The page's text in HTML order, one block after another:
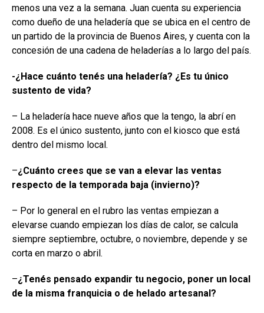
menos una vez a la semana. Juan cuenta su experiencia
como dueño de una heladería que se ubica en el centro de
un partido de la provincia de Buenos Aires, y cuenta con la
concesión de una cadena de heladerías a lo largo del país.
-¿Hace cuánto tenés una heladería? ¿Es tu único
sustento de vida?
– La heladería hace nueve años que la tengo, la abrí en
2008. Es el único sustento, junto con el kiosco que está
dentro del mismo local.
–¿Cuánto crees que se van a elevar las ventas
respecto de la temporada baja (invierno)?
– Por lo general en el rubro las ventas empiezan a
elevarse cuando empiezan los días de calor, se calcula
siempre septiembre, octubre, o noviembre, depende y se
corta en marzo o abril.
–¿Tenés pensado expandir tu negocio, poner un local
de la misma franquicia o de helado artesanal?